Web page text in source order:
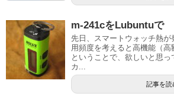
m-241cをLubuntuで
先日、スマートウォッチ熱が
用頻度を考えると高機能（
ということで、欲しいと思
カ...
記事を読